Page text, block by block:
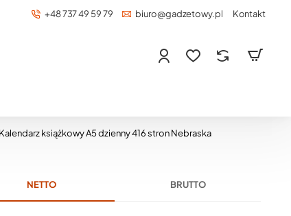
+48 737 49 59 79 biuro@gadzetowy.pl Kontakt
Kalendarz książkowy A5 dzienny 416 stron Nebraska
NETTO BRUTTO